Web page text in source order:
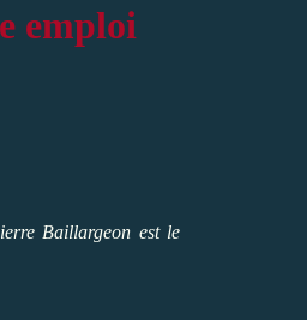
emploi
Baillargeon est le